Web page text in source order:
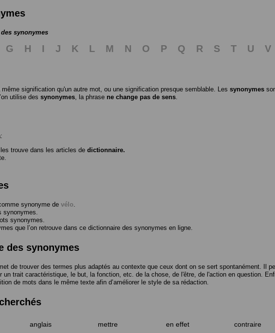
synonymes
G H I J K L M N O P Q R S T U V
signification qu'un autre mot, ou une signification presque semblable. Les synonymes
utilise des synonymes , la phrase ne change pas de sens
trouve dans les articles de dictionnaire.
synonyme de vélo
synonymes.
synonymes.
que l’on retrouve dans ce dictionnaire des synonymes en ligne.
des synonymes
de trouver des termes plus adaptés au contexte que ceux dont on se sert spontanément. Il
un trait caractéristique, le but, la fonction, etc. de la chose, de l'être, de l'action en question.
de mots dans le même texte afin d’améliorer le style de sa rédaction.
anglais mettre en effet contraire